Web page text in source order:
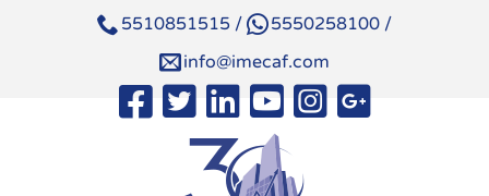
5510851515 / 5550258100 /
info@imecaf.com